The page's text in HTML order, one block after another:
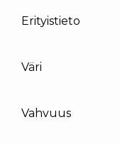
Erityistieto
Väri
Vahvuus